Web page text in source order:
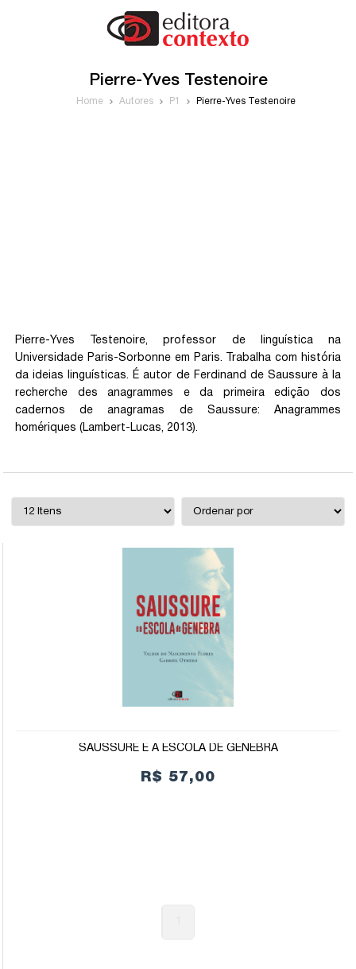
Pierre-Yves Testenoire
Home Autores P1 Pierre-Yves Testenoire
Pierre-Yves Testenoire, professor de linguística na
Universidade Paris-Sorbonne em Paris. Trabalha com história
da ideias linguísticas. É autor de Ferdinand de Saussure à la
recherche des anagrammes e da primeira edição dos
cadernos de anagramas de Saussure: Anagrammes
homériques (Lambert-Lucas, 2013).
SAUSSURE E A ESCOLA DE GENEBRA
R$ 57,00